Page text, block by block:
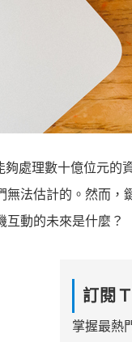
處理數十億位元的
法估計的。然而
互動的未來是什麼？
訂閱
掌握最熱